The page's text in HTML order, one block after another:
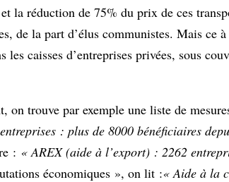
la réduction de 75% du prix de ces
de la part d’élus communistes. Mais ce
caisses d’entreprises privées, sous
trouve par exemple une liste de
: plus de 8000 bénéficiaires
: « AREX (aide à l’export) : 2262
économiques », on lit :« Aide à la